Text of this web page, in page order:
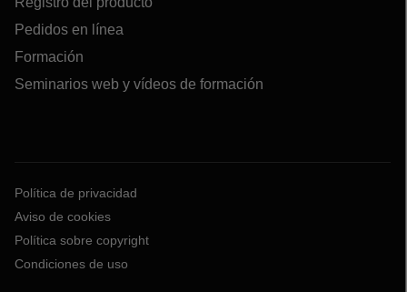
Pedidos en línea
Formación
Seminarios web y vídeos de formación
Política de privacidad
Aviso de cookies
Política sobre copyright
Condiciones de uso